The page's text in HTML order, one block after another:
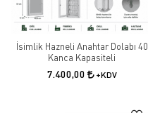
İsimlik Hazneli Anahtar Dolabı 40
Kanca Kapasiteli
7.400,00 +KDV